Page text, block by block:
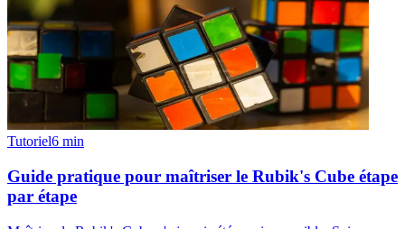
Tutoriel6 min
Guide pratique pour maîtriser le Rubik's Cube étape
par étape